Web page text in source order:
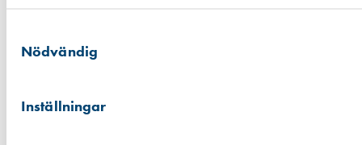
Nödvändig
Inställningar